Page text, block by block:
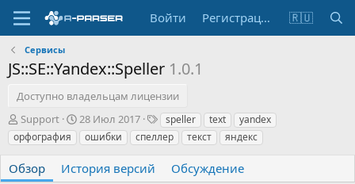
Войти Регистрация 🇷🇺
Сервисы
JS::SE::Yandex::Speller 1.0.1
Доступно владельцам лицензии
А
в
т
о
р
Support
Д
а
т
с
28 Июл 2017
Т
е
г
speller text
yandex
орфография
ошибки спеллер текст яндекс
Обзор История версий Обсуждение